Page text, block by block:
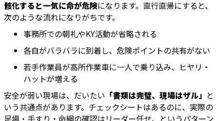
骸化すると一気に命が危険になります。直行直帰にすると、
次のような流れになりがちです。
事務所での朝礼やKY活動が省略される
各自がバラバラに到着し、危険ポイントの共有がない
若手作業員が高所作業車に一人で乗り込み、ヒヤリ・
ハットが増える
安全が弱い現場は、だいたい 「書類は完璧、現場はザル」 と
いう共通点があります。チェックシートはあるのに、実際の